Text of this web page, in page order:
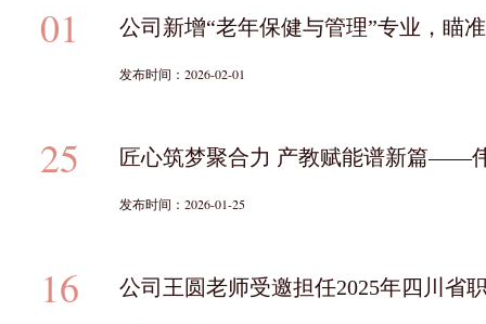
01 公司新增“老年保健与管理”专业，瞄
发布时间：2026-02-01
25 匠心筑梦聚合力 产教赋能谱新篇——
发布时间：2026-01-25
16 公司王圆老师受邀担任2025年四川省